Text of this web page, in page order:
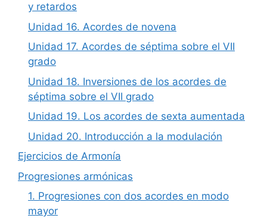
y retardos
Unidad 16. Acordes de novena
Unidad 17. Acordes de séptima sobre el VII
grado
Unidad 18. Inversiones de los acordes de
séptima sobre el VII grado
Unidad 19. Los acordes de sexta aumentada
Unidad 20. Introducción a la modulación
Ejercicios de Armonía
Progresiones armónicas
1. Progresiones con dos acordes en modo
mayor